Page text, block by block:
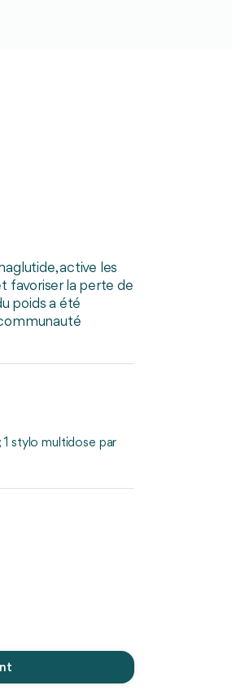
active les
favoriser la perte de
poids a été
stylo multidose par